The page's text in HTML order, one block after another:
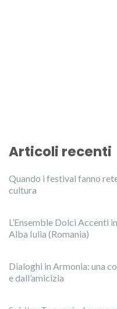
Articoli recenti
Quando i festival fanno
cultura
L’Ensemble Dolci Accenti
Alba Iulia (Romania)
Dialoghi in Armonia: una
e dall’amicizia